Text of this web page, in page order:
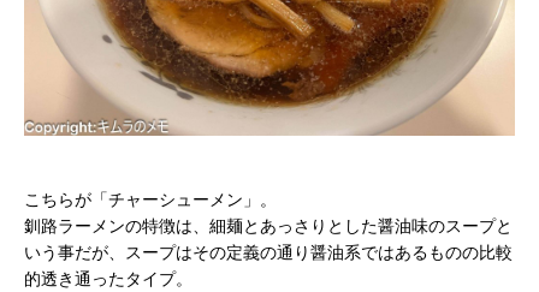
こちらが「チャーシューメン」。
釧路ラーメンの特徴は、細麺とあっさりとした醤油味のスープと
いう事だが、スープはその定義の通り醤油系ではあるものの比較
的透き通ったタイプ。